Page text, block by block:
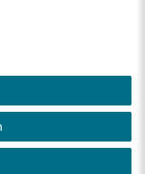
auf die Verkäufe
innerhalb
Inseln.
vorbehalten.